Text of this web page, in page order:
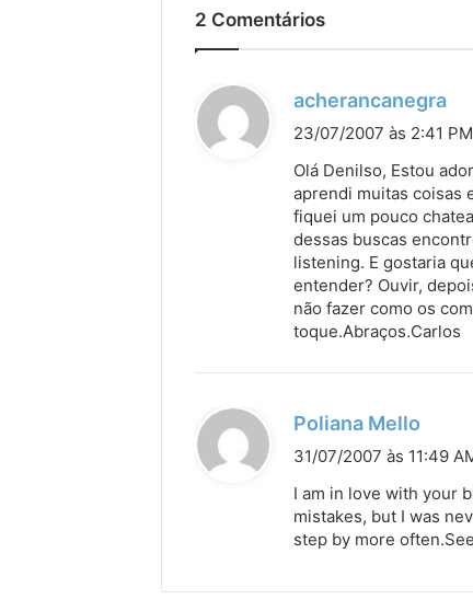
2 Comentários
acherancanegra
i
s
e
:
23/07/2007 às 2:41 PM
Olá Denilso, Estou
aprendi muitas coisas
fiquei um pouco
dessas buscas
listening. E gostaria
entender? Ouvir,
não fazer como os
toque.Abraços.Carlos
Poliana Mello
i
s
e
31/07/2007 às 11:49
I am in love with your
mistakes, but I was
step by more